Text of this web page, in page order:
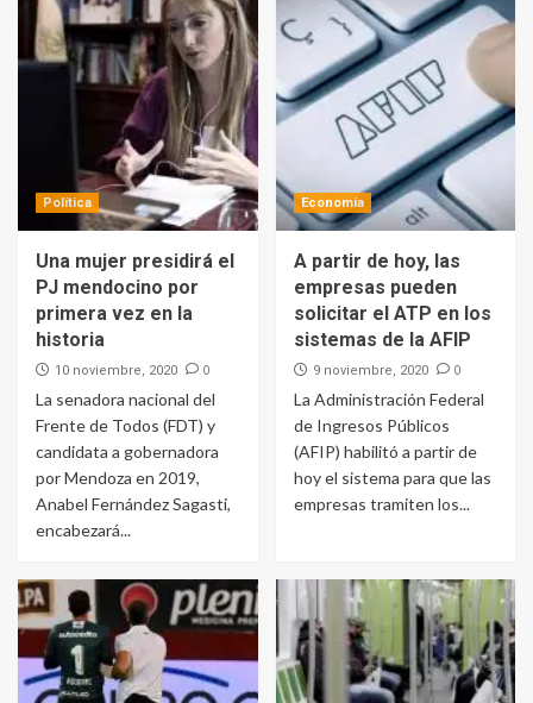
Política
Una mujer presidirá el
PJ mendocino por
primera vez en la
historia
10 noviembre, 2020 0
La senadora nacional del
Frente de Todos (FDT) y
candidata a gobernadora
por Mendoza en 2019,
Anabel Fernández Sagasti,
encabezará...
Economía
A partir de hoy, las
empresas pueden
solicitar el ATP en los
sistemas de la AFIP
9 noviembre, 2020 0
La Administración Federal
de Ingresos Públicos
(AFIP) habilitó a partir de
hoy el sistema para que las
empresas tramiten los...